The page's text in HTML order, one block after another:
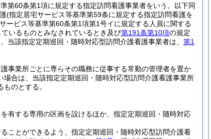
第60条第1項に規定する指定訪問看護事業者をいう。以下同
(指定居宅サービス等基準第59条に規定する指定訪問看護を
ービス等基準第60条第1項第1号イに規定する人員に関する
いるものとみなされているとき及び第191条第10項の規定
当該指定定期巡回・随時対応型訪問介護看護事業者は、 第1
事業所ごとに専らその職務に従事する常勤の管理者を置か
合は、当該指定定期巡回・随時対応型訪問介護看護事業所
のとする。
有する専用の区画を設けるほか、指定定期巡回・随時対応
ことができるよう、指定定期巡回・随時対応型訪問介護看